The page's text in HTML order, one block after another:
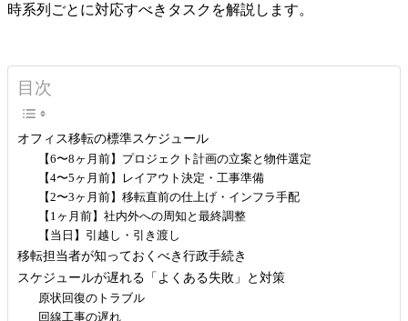
時系列ごとに対応すべきタスクを解説します。
目次
オフィス移転の標準スケジュール
【6〜8ヶ月前】プロジェクト計画の立案と物件選定
【4〜5ヶ月前】レイアウト決定・工事準備
【2〜3ヶ月前】移転直前の仕上げ・インフラ手配
【1ヶ月前】社内外への周知と最終調整
【当日】引越し・引き渡し
移転担当者が知っておくべき行政手続き
スケジュールが遅れる「よくある失敗」と対策
原状回復のトラブル
回線工事の遅れ